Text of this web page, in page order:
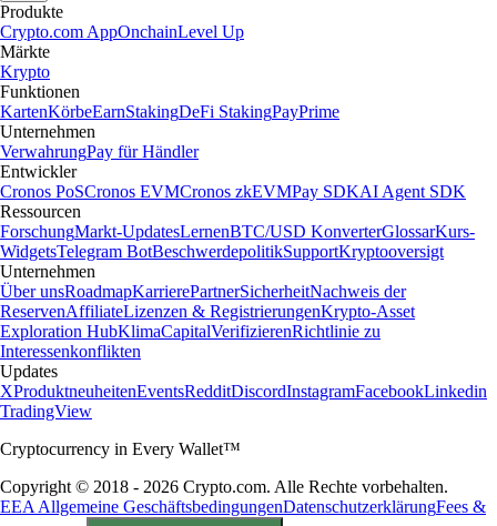
Produkte
Crypto.com AppOnchainLevel Up
Märkte
Krypto
Funktionen
KartenKörbeEarnStakingDeFi StakingPayPrime
Unternehmen
VerwahrungPay für Händler
Entwickler
Cronos PoSCronos EVMCronos zkEVMPay SDKAI Agent SDK
Ressourcen
ForschungMarkt-UpdatesLernenBTC/USD KonverterGlossarKurs-
WidgetsTelegram BotBeschwerdepolitikSupportKryptooversigt
Unternehmen
Über unsRoadmapKarrierePartnerSicherheitNachweis der
ReservenAffiliateLizenzen & RegistrierungenKrypto-Asset
Exploration HubKlimaCapitalVerifizierenRichtlinie zu
Interessenkonflikten
Updates
XProduktneuheitenEventsRedditDiscordInstagramFacebookLinkedin
TradingView
Cryptocurrency in Every Wallet™
Copyright © 2018 - 2026 Crypto.com. Alle Rechte vorbehalten.
EEA Allgemeine GeschäftsbedingungenDatenschutzerklärungFees &